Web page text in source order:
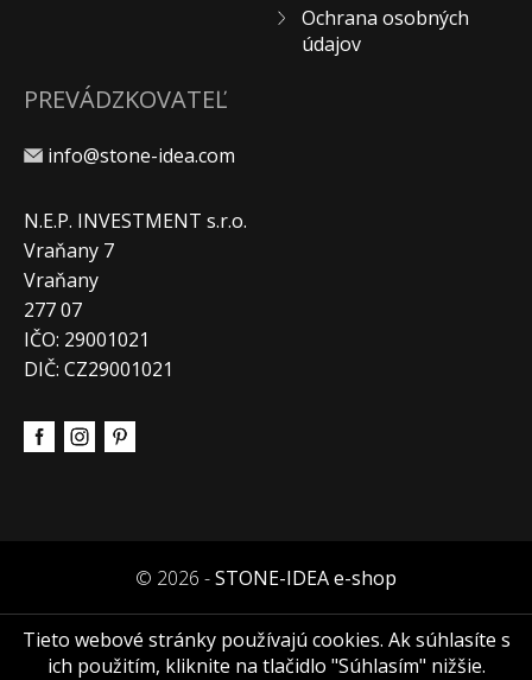
Ochrana osobných
údajov
PREVÁDZKOVATEĽ
info@stone-idea.com
N.E.P. INVESTMENT s.r.o.
Vraňany 7
Vraňany
277 07
IČO: 29001021
DIČ: CZ29001021
© 2026 -STONE-IDEA e-shop
Tieto webové stránky používajú cookies. Ak súhlasíte s
ich použitím, kliknite na tlačidlo "Súhlasím" nižšie.